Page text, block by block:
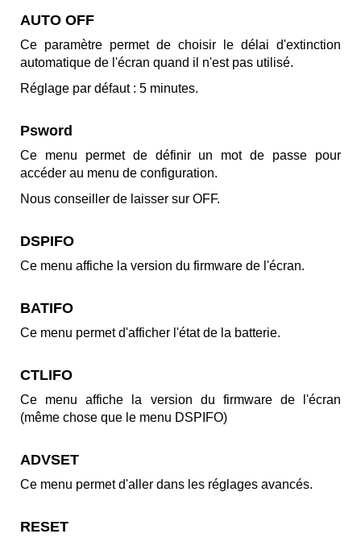
AUTO OFF
Ce paramètre permet de choisir le délai d'extinction
automatique de l'écran quand il n'est pas utilisé.
Réglage par défaut : 5 minutes.
Psword
Ce menu permet de définir un mot de passe pour
accéder au menu de configuration.
Nous conseiller de laisser sur OFF.
DSPIFO
Ce menu affiche la version du firmware de l'écran.
BATIFO
Ce menu permet d'afficher l'état de la batterie.
CTLIFO
Ce menu affiche la version du firmware de l'écran
(même chose que le menu DSPIFO)
ADVSET
Ce menu permet d'aller dans les réglages avancés.
RESET